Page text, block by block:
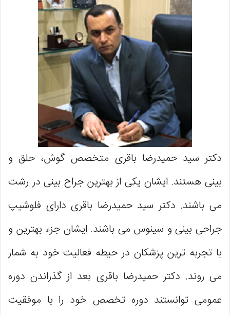
دکتر سید حمیدرضا باقری متخصص گوش، حلق و
بینی هستند. ایشان یکی از بهترین جراح بینی در رشت
می باشند. دکتر سید حمیدرضا باقری دارای فلوشیپ
جراحی بینی و سینوس می باشند. ایشان جزء بهترین و
با تجربه ترین پزشکان در حیطه فعالیت خود به شمار
می روند. دکتر حمیدرضا باقری بعد از گذراندن دوره
عمومی توانستند دوره تخصص خود را با موفقیت